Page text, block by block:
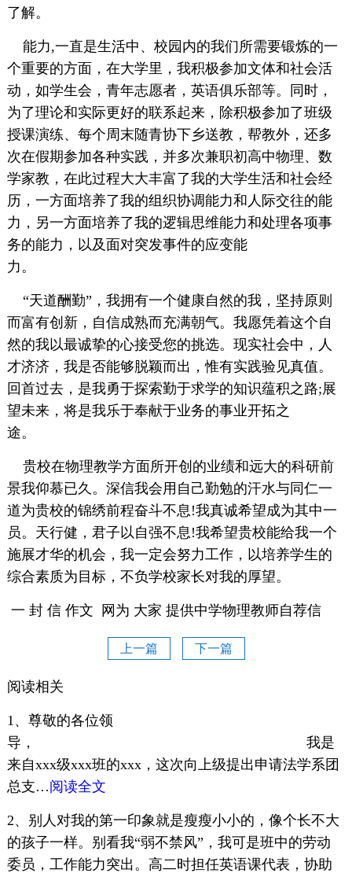
了解。
能力,一直是生活中、校园内的我们所需要锻炼的一
个重要的方面，在大学里，我积极参加文体和社会活
动，如学生会，青年志愿者，英语俱乐部等。同时，
为了理论和实际更好的联系起来，除积极参加了班级
授课演练、每个周末随青协下乡送教，帮教外，还多
次在假期参加各种实践，并多次兼职初高中物理、数
学家教，在此过程大大丰富了我的大学生活和社会经
历，一方面培养了我的组织协调能力和人际交往的能
力，另一方面培养了我的逻辑思维能力和处理各项事
务的能力，以及面对突发事件的应变能
力。
“天道酬勤”，我拥有一个健康自然的我，坚持原则
而富有创新，自信成熟而充满朝气。我愿凭着这个自
然的我以最诚挚的心接受您的挑选。现实社会中，人
才济济，我是否能够脱颖而出，惟有实践验见真值。
回首过去，是我勇于探索勤于求学的知识蕴积之路;展
望未来，将是我乐于奉献于业务的事业开拓之
途。
贵校在物理教学方面所开创的业绩和远大的科研前
景我仰慕已久。深信我会用自己勤勉的汗水与同仁一
道为贵校的锦绣前程奋斗不息!我真诚希望成为其中一
员。天行健，君子以自强不息!我希望贵校能给我一个
施展才华的机会，我一定会努力工作，以培养学生的
综合素质为目标，不负学校家长对我的厚望。
一 封 信 作文 网为 大家 提供中学物理教师自荐信
上一篇 下一篇
阅读相关
1、尊敬的各位领
导， 我是
来自xxx级xxx班的xxx，这次向上级提出申请法学系团
总支…阅读全文
2、别人对我的第一印象就是瘦瘦小小的，像个长不大
的孩子一样。别看我“弱不禁风”，我可是班中的劳动
委员，工作能力突出。高二时担任英语课代表，协助